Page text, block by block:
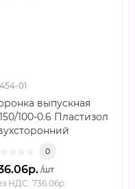
01
выпускная
100-0.6 Пластизол
0
/шт
НДС: 736.06р.